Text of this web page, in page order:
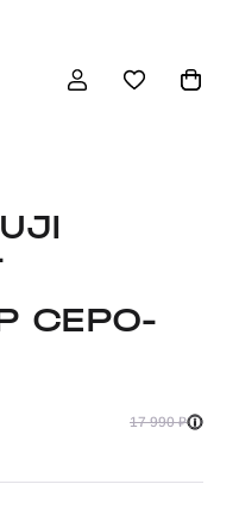
СЕРО-
17 990 ₽